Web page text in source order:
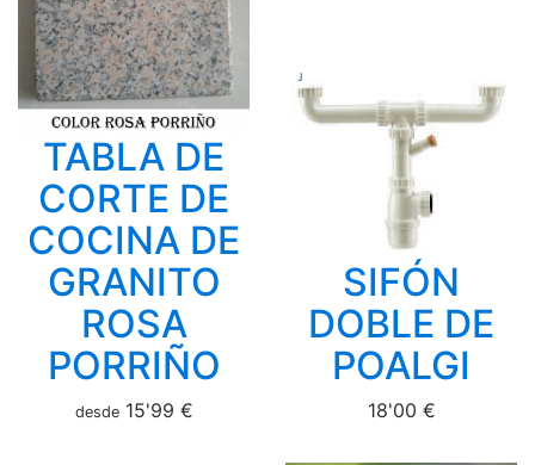
TABLA DE
CORTE DE
COCINA DE
GRANITO
ROSA
PORRIÑO
desde15'99 €
SIFÓN
DOBLE DE
POALGI
18'00 €